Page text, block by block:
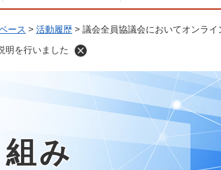
ース > 活動履歴 > 議会全員協議会においてオンラ
明を行いました
み